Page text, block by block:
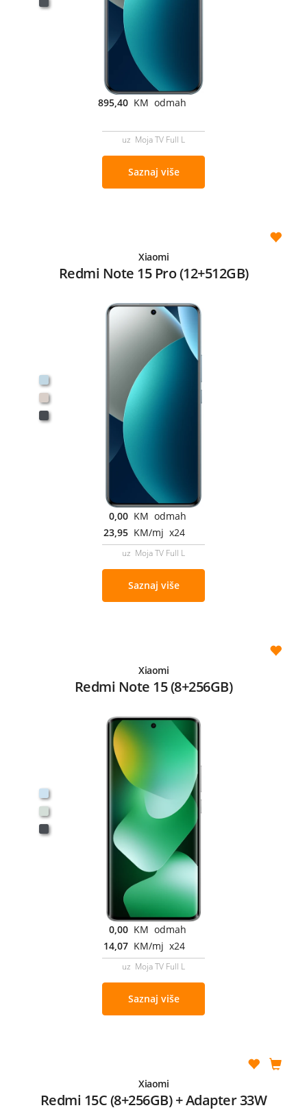
895,40 KM odmah
uz Moja TV Full L
Saznaj više
Xiaomi
Redmi Note 15 Pro (12+512GB)
0,00 KM odmah
23,95 KM/mj x24
uz Moja TV Full L
Saznaj više
Xiaomi
Redmi Note 15 (8+256GB)
0,00 KM odmah
14,07 KM/mj x24
uz Moja TV Full L
Saznaj više
Xiaomi
Redmi 15C (8+256GB) + Adapter 33W